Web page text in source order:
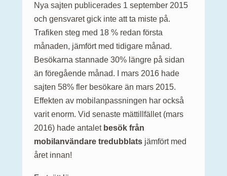
Nya sajten publicerades 1 september 2015
och gensvaret gick inte att ta miste på.
Trafiken steg med 18 % redan första
månaden, jämfört med tidigare månad.
Besökarna stannade 30% längre på sidan
än föregående månad. I mars 2016 hade
sajten 58% fler besökare än mars 2015.
Effekten av mobilanpassningen har också
varit enorm. Vid senaste mättillfället (mars
2016) hade antalet besök från
mobilanvändare tredubblats jämfört med
året innan!